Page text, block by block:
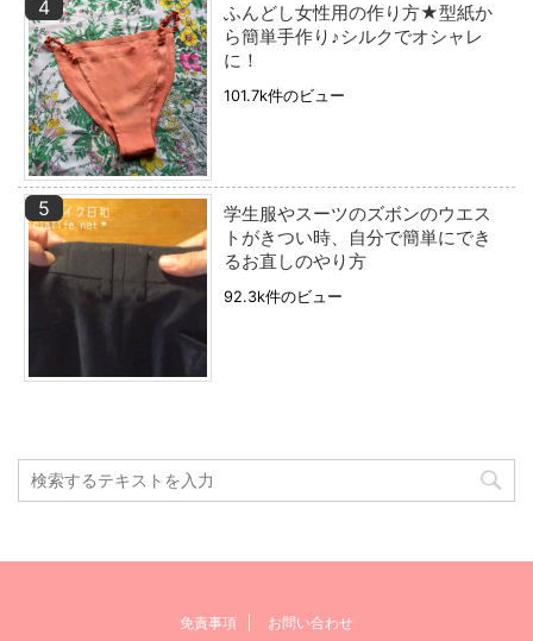
ふんどし女性用の作り方★型紙か
ら簡単手作り♪シルクでオシャレ
に！
101.7k件のビュー
学生服やスーツのズボンのウエス
トがきつい時、自分で簡単にでき
るお直しのやり方
92.3k件のビュー
免責事項 お問い合わせ